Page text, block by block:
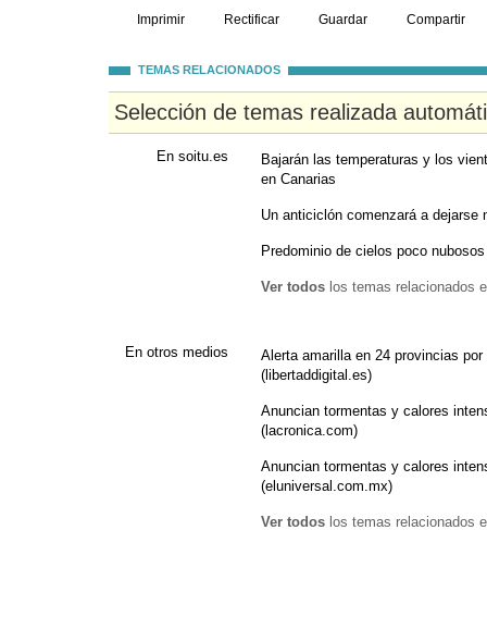
Imprimir Rectificar Guardar Compartir
TEMAS RELACIONADOS
Selección de temas realizada
En soitu.es
Bajarán las temperaturas y los
en Canarias
Un anticiclón comenzará a dejarse
Predominio de cielos poco
Ver todos los temas relacionados
En otros medios
Alerta amarilla en 24 provincias
(libertaddigital.es)
Anuncian tormentas y calores
(lacronica.com)
Anuncian tormentas y calores
(eluniversal.com.mx)
Ver todos los temas relacionados